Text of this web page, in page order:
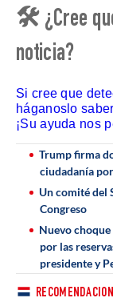
🛠 ¿Cree
noticia?
Si cree que
háganoslo
¡Su ayuda nos
Trump firma
ciudadanía
Un comité del
Congreso
Nuevo
por las
presidente y